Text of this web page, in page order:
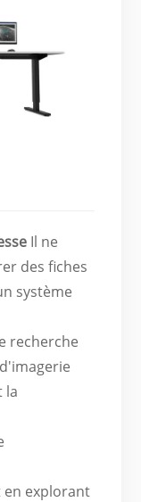
Il ne
des fiches
système
recherche
la
en explorant